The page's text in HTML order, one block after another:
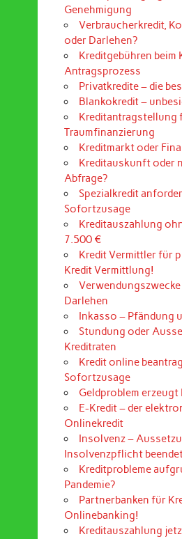
Genehmigung
Verbraucherkredit,
oder Darlehen?
Kreditgebühren beim
Antragsprozess
Privatkredite – die
Blankokredit –
Kreditantragstellung
Traumfinanzierung
Kreditmarkt oder
Kreditauskunft oder
Abfrage?
Spezialkredit
Sofortzusage
Kreditauszahlung
7.500 €
Kredit Vermittler für
Kredit Vermittlung!
Darlehen
Inkasso – Pfändung
Stundung oder
Kreditraten
Kredit online
Sofortzusage
Geldproblem erzeugt
E-Kredit – der
Onlinekredit
Insolvenz –
Insolvenzpflicht
Kreditprobleme
Pandemie?
Partnerbanken für
Onlinebanking!
Kreditauszahlung